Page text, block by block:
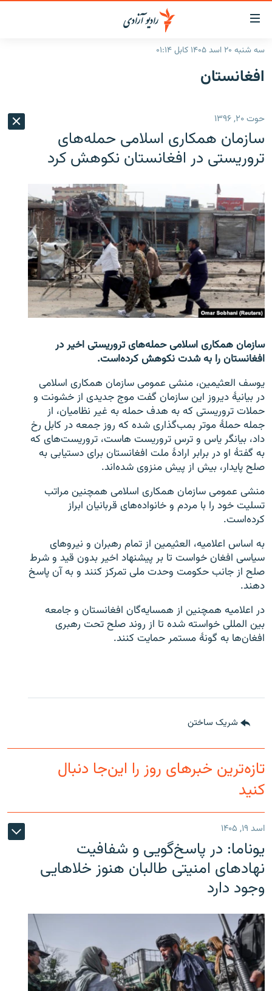
لینک‌های
قابل
دسترسی
بازگشت
بازگشت
منوی
اصلی
به
صفحه
جستجو
صفحه نخست
گزارش‌ها
منطقه
شرق میانه
افغانستان
جدول نشرات
مصاحبه‌ها
مجموعه تصویری
ورزش
بحران مهاجرت
'کووید-۱۹'
تماس
صفحه پشتو
Azadi English
همۀ سایت‌های رادیو آزادی/ رادیو اروپای آزاد
سه شنبه ۲۰ اسد ۱۴۰۵ کابل ۰۱:۱۴
افغانستان
حوت ۲۰, ۱۳۹۶
سازمان همکاری اسلامی حمله‌های
تروریستی در افغانستان نکوهش کرد
سازمان همکاری اسلامی حمله‌های تروریستی اخیر در
افغانستان را به شدت نکوهش کرده‌است.
یوسف العثیمین، منشی عمومی سازمان همكاری اسلامی
در بیانیۀ دیروز این سازمان گفت موج جدیدی از خشونت و
حملات تروریستی كه به هدف حمله به غیر نظامیان، از
جمله حملۀ موتر بمب‌گذاری شده كه روز جمعه در کابل رخ
داد، بیانگر یاس و ترس تروریست هاست، تروریست‌های که
به گفتۀ او در برابر ارادۀ ملت افغانستان برای دستیابی به
صلح پایدار، بیش از پیش منزوی شده‌اند.
منشی عمومی سازمان همکاری اسلامی همچنین مراتب
تسلیت خود را با مردم و خانواده‌های قربانیان ابراز
کرده‌است.
به اساس اعلامیه، العثیمین از تمام رهبران و نیروهای
سیاسی افغان خواست تا بر پیشنهاد اخیر بدون قید و شرط
صلح از جانب حکومت وحدت ملی تمرکز کنند و به آن پاسخ
دهند.
در اعلامیه همچنین از همسایه‌گان افغانستان و جامعه
بین المللی خواسته شده تا از روند صلح تحت رهبری
افغان‌ها به گونۀ مستمر حمایت کنند.
شریک ساختن
تازه‌ترین خبرهای روز را این‌جا دنبال
کنید
اسد ۱۹, ۱۴۰۵
یوناما: در پاسخ‌گویی و شفافیت
نهادهای امنیتی طالبان هنوز خلاهایی
وجود دارد